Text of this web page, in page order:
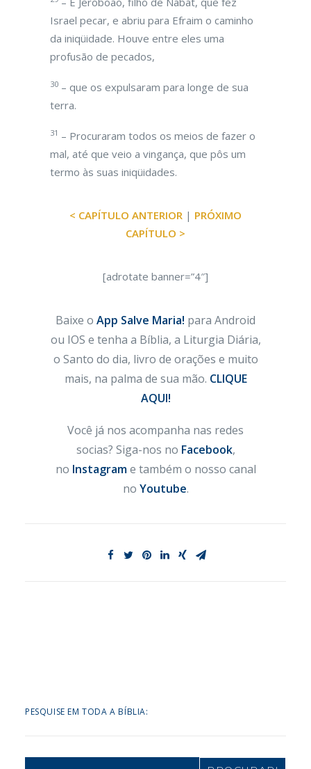
Israel pecar, e abriu para Efraim o caminho
da iniqüidade. Houve entre eles uma
profusão de pecados,
30 – que os expulsaram para longe de sua
terra.
31 – Procuraram todos os meios de fazer o
mal, até que veio a vingança, que pôs um
termo às suas iniqüidades.
< CAPÍTULO ANTERIOR | PRÓXIMO
CAPÍTULO >
[adrotate banner=”4″]
Baixe o App Salve Maria! para Android
ou IOS e tenha a Bíblia, a Liturgia Diária,
o Santo do dia, livro de orações e muito
mais, na palma de sua mão. CLIQUE
AQUI!
Você já nos acompanha nas redes
socias? Siga-nos no Facebook,
no Instagrame também o nosso canal
no Youtube.
PESQUISE EM TODA A BÍBLIA:
Search